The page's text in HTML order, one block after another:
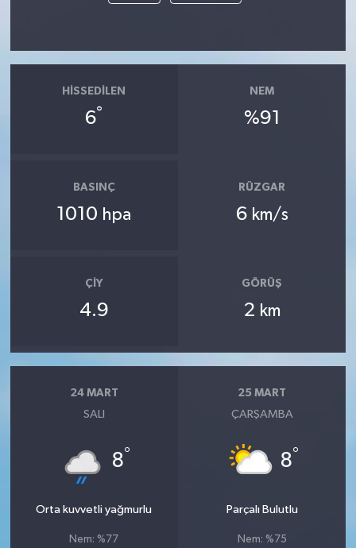
HISSEDILEN
6°
NEM
%91
BASINÇ
1010 hpa
RÜZGAR
6 km/s
ÇIY
4.9
GÖRÜŞ
2 km
24 MART
SALI
8°
Orta kuvvetli yağmurlu
Nem: %77
25 MART
ÇARŞAMBA
8°
Parçalı Bulutlu
Nem: %75